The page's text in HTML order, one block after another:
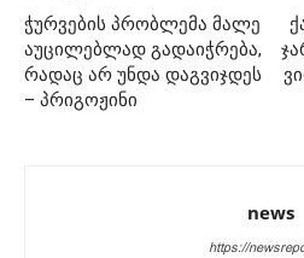
ჭურვების პრობლემა მალე
აუცილებლად გადაიჭრება,
რადაც არ უნდა დაგვიჯდეს
– პრიგოჟინი
news
https://